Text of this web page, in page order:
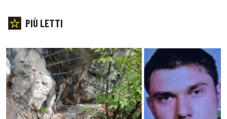
PIÙ LETTI